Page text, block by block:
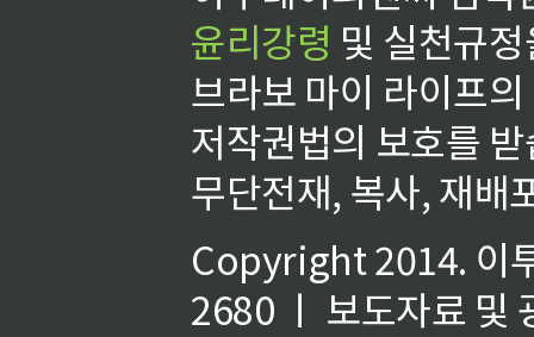
윤리강령 및 실천규
브라보 마이 라이프
저작권법의 보호를
무단전재, 복사, 재배
Copyright 2014. 이
2680 ㅣ 보도자료